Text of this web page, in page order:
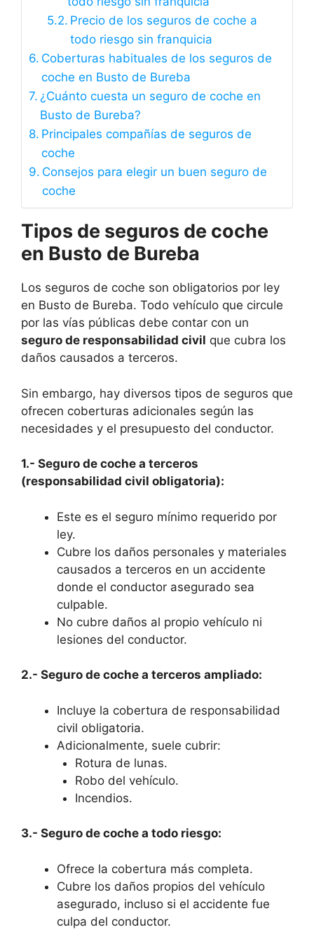
Precio de los seguros de coche a
todo riesgo sin franquicia
Coberturas habituales de los seguros de
coche en Busto de Bureba
¿Cuánto cuesta un seguro de coche en
Busto de Bureba?
Principales compañías de seguros de
coche
Consejos para elegir un buen seguro de
coche
Tipos de seguros de coche
en Busto de Bureba
Los seguros de coche son obligatorios por ley
en Busto de Bureba. Todo vehículo que circule
por las vías públicas debe contar con un
seguro de responsabilidad civil que cubra los
daños causados a terceros.
Sin embargo, hay diversos tipos de seguros que
ofrecen coberturas adicionales según las
necesidades y el presupuesto del conductor.
1.- Seguro de coche a terceros
(responsabilidad civil obligatoria):
Este es el seguro mínimo requerido por
ley.
Cubre los daños personales y materiales
causados a terceros en un accidente
donde el conductor asegurado sea
culpable.
No cubre daños al propio vehículo ni
lesiones del conductor.
2.- Seguro de coche a terceros ampliado:
Incluye la cobertura de responsabilidad
civil obligatoria.
Adicionalmente, suele cubrir:
Rotura de lunas.
Robo del vehículo.
Incendios.
3.- Seguro de coche a todo riesgo:
Ofrece la cobertura más completa.
Cubre los daños propios del vehículo
asegurado, incluso si el accidente fue
culpa del conductor.